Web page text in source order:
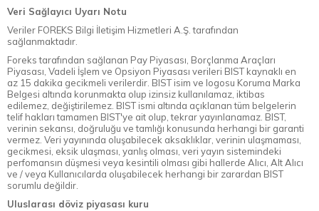
Veri Sağlayıcı Uyarı Notu
Veriler FOREKS Bilgi İletişim Hizmetleri A.Ş. tarafından
sağlanmaktadır.
Foreks tarafından sağlanan Pay Piyasası, Borçlanma Araçları
Piyasası, Vadeli İşlem ve Opsiyon Piyasası verileri BIST kaynaklı en
az 15 dakika gecikmeli verilerdir. BIST isim ve logosu Koruma Marka
Belgesi altında korunmakta olup izinsiz kullanılamaz, iktibas
edilemez, değiştirilemez. BIST ismi altında açıklanan tüm belgelerin
telif hakları tamamen BIST'ye ait olup, tekrar yayınlanamaz. BIST,
verinin sekansı, doğruluğu ve tamlığı konusunda herhangi bir garanti
vermez. Veri yayınında oluşabilecek aksaklıklar, verinin ulaşmaması,
gecikmesi, eksik ulaşması, yanlış olması, veri yayın sistemindeki
perfomansın düşmesi veya kesintili olması gibi hallerde Alıcı, Alt Alıcı
ve / veya Kullanıcılarda oluşabilecek herhangi bir zarardan BIST
sorumlu değildir.
Uluslarası döviz piyasası kuru